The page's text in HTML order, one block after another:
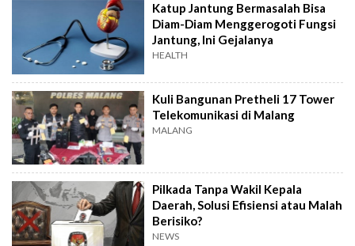
Katup Jantung Bermasalah Bisa
Diam-Diam Menggerogoti Fungsi
Jantung, Ini Gejalanya
HEALTH
Kuli Bangunan Pretheli 17 Tower
Telekomunikasi di Malang
MALANG
Pilkada Tanpa Wakil Kepala
Daerah, Solusi Efisiensi atau Malah
Berisiko?
NEWS